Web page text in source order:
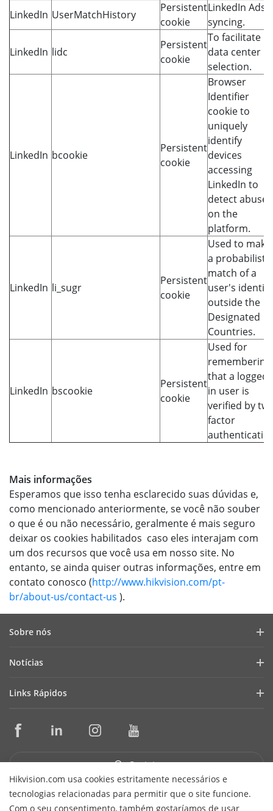
LinkedIn UserMatchHistory
Persistent
cookie
LinkedIn Ads
syncing.
LinkedIn lidc
Persistent
cookie
To facilitate
data center
selection.
LinkedIn bcookie
Persistent
cookie
Browser
Identifier
cookie to
uniquely
identify
devices
accessing
LinkedIn to
detect abuse
on the
platform.
LinkedIn li_sugr
Persistent
cookie
Used to make
a probabilistic
match of a
user's identity
outside the
Designated
Countries.
LinkedIn bscookie
Persistent
cookie
Used for
remembering
that a logged
in user is
verified by
factor
Mais informações
Esperamos que isso tenha esclarecido suas dúvidas e,
como mencionado anteriormente, se você não souber
o que é ou não necessário, geralmente é mais seguro
deixar os cookies habilitados caso eles interajam com
um dos recursos que você usa em nosso site. No
entanto, se ainda quiser outras informações, entre em
contato conosco (http://www.hikvision.com/pt-
br/about-us/contact-us ).
Hikvision.com usa cookies estritamente necessários e
tecnologias relacionadas para permitir que o site funcione.
Com o seu consentimento, também gostaríamos de usar
Sobre nós
Cibersegurança
Sustentabilidade
Fale Conosco
Perguntas Frequentes
Notícias
Casos de Sucesso
Links Rápidos
Ferramentas de Instalação e Manutenção
SDKs de Integração
Garantia e Troca Expressa
Contato
Receber Newsletter